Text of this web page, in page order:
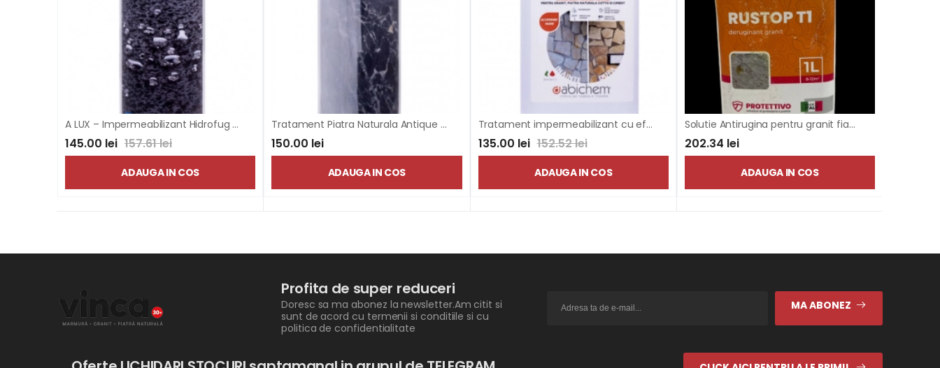
A LUX – Impermeabilizant Hidrofug cu Efect Umed Lucios pentru Granit, Marmură, Travertin și Piatră Naturală
145.00 lei 157.61 lei
ADAUGA IN COS
Tratament Piatra Naturala Antique Marbre
150.00 lei
ADAUGA IN COS
Tratament impermeabilizant cu efect umed Brill 01
135.00 lei 152.52 lei
ADAUGA IN COS
Solutie Antirugina pentru granit fiamat
202.34 lei
ADAUGA IN COS
Profita de super reduceri
Doresc sa ma abonez la newsletter.Am citit si
sunt de acord cu termenii si conditiile si cu
politica de confidentialitate
MA ABONEZ